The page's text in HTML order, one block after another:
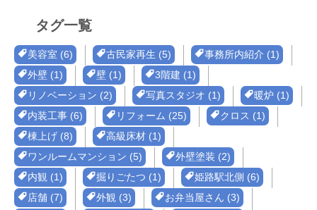
タグ一覧
美容室 (6) 古民家再生 (5)
事務所内紹介 (1)
外壁 (1)
壁 (1)
3階建 (1)
リノベーション (2)
写真スタジオ (1)
暖炉 (1)
内装工事 (6)
リフォーム (25)
クロス (1)
棟上げ (8)
高級床材 (1)
ワンルームマンション (5)
外壁塗装 (2)
内観 (1)
掘りごたつ (1)
姫路駅北側 (6)
店舗 (7)
外観 (3)
お弁当屋さん (3)